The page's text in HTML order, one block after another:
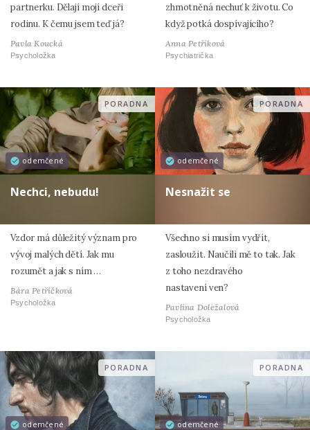
partnerku. Dělají mojí dceři
rodinu. K čemu jsem teď já?
Pavla Koucká
Psycholožka
zhmotněná nechuť k životu. Co
když potká dospívajícího?
Anna Petříková
Psychiatrička
odemčené
PORADNA
Nechci, nebudu!
Vzdor má důležitý význam pro
vývoj malých dětí. Jak mu
rozumět a jak s ním …
Bára Petříčková
Psycholožka
odemčené
PORADNA
Nesnažit se
Všechno si musím vydřít,
zasloužit. Naučili mě to tak. Jak
z toho nezdravého
nastavení ven?
Pavlína Doležalová
Psycholožka
odemčené
PORADNA
odemčené
PORADNA